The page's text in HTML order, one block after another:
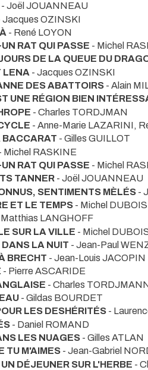
- Joël JOUANNEAU
Jacques OZINSKI
- René LOYON
RAT QUI PASSE - Michel
DE LA QUEUE DU
LENA - Jacques OZINSKI
DES ABATTOIRS - Alain
UNE RÉGION BIEN
- Charles TORDJMAN
- Anne-Marie LAZARINI,
BACCARAT - Gilles GUILLOT
Michel RASKINE
RAT QUI PASSE - Michel
TANNER - Joël JOUANNEAU
SENTIMENTS MÈLÉS -
ET LE TEMPS - Michel DUBOIS
Matthias LANGHOFF
SUR LA VILLE - Michel
LA NUIT - Jean-Paul
BRECHT - Jean-Louis JACOPIN
- Pierre ASCARIDE
- Charles
- Gildas BOURDET
LES DESHÉRITÉS -
- Daniel ROMAND
LES NUAGES - Gilles ATLAN
TU M'AIMES - Jean-Gabriel
DÉJEUNER SUR L'HERBE -